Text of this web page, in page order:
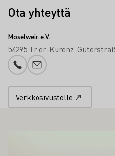
Ota yhteyttä
Moselwein e.V.
54295 Trier-Kürenz
Puhelinnumero
Sähköpostin lisäys
Verkkosivustolle